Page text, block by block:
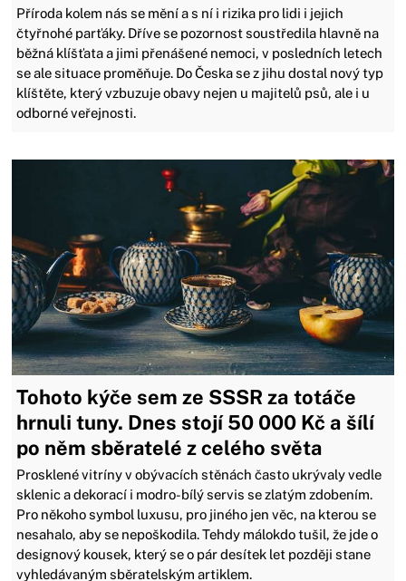
Příroda kolem nás se mění a s ní i rizika pro lidi i jejich
čtyřnohé parťáky. Dříve se pozornost soustředila hlavně na
běžná klíšťata a jimi přenášené nemoci, v posledních letech
se ale situace proměňuje. Do Česka se z jihu dostal nový typ
klíštěte, který vzbuzuje obavy nejen u majitelů psů, ale i u
odborné veřejnosti.
Tohoto kýče sem ze SSSR za totáče
hrnuli tuny. Dnes stojí 50 000 Kč a šílí
po něm sběratelé z celého světa
Prosklené vitríny v obývacích stěnách často ukrývaly vedle
sklenic a dekorací i modro-bílý servis se zlatým zdobením.
Pro někoho symbol luxusu, pro jiného jen věc, na kterou se
nesahalo, aby se nepoškodila. Tehdy málokdo tušil, že jde o
designový kousek, který se o pár desítek let později stane
vyhledávaným sběratelským artiklem.